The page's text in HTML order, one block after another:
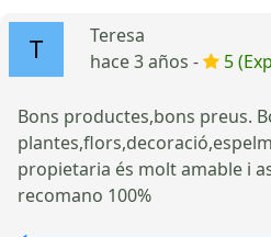
Teresa
hace 3 años -
5
Bons productes,bons preus.
propietaria és molt amable i
recomano 100%